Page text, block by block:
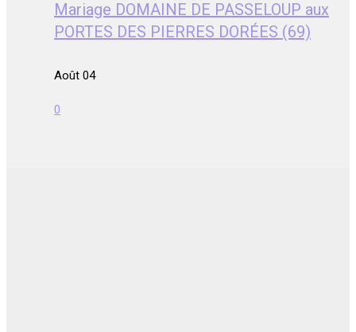
Mariage DOMAINE DE PASSELOUP aux
PORTES DES PIERRES DORÉES (69)
Août 04
0